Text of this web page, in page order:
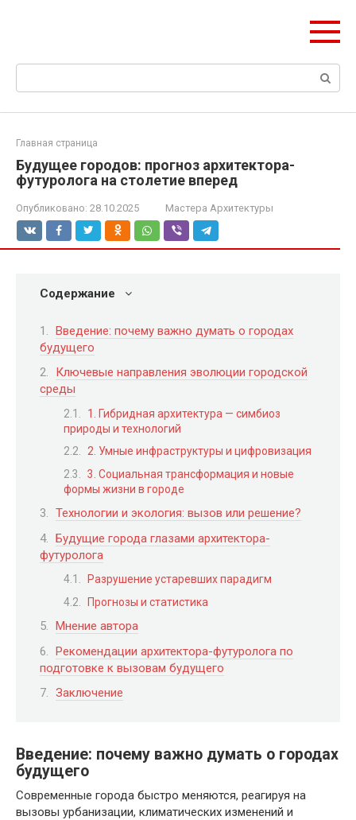
Поиск:
Главная страница
Будущее городов: прогноз архитектора-
футуролога на столетие вперед
Опубликовано: 28.10.2025 Мастера Архитектуры
Содержание
Введение: почему важно думать о городах
будущего
Ключевые направления эволюции городской
среды
1. Гибридная архитектура — симбиоз
природы и технологий
2. Умные инфраструктуры и цифровизация
3. Социальная трансформация и новые
формы жизни в городе
Технологии и экология: вызов или решение?
Будущие города глазами архитектора-
футуролога
Разрушение устаревших парадигм
Прогнозы и статистика
Мнение автора
Рекомендации архитектора-футуролога по
подготовке к вызовам будущего
Заключение
Введение: почему важно думать о городах
будущего
Современные города быстро меняются, реагируя на
вызовы урбанизации, климатических изменений и